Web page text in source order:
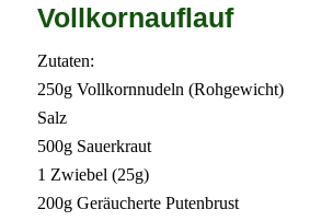
Vollkornauflauf
Zutaten:
250g Vollkornnudeln (Rohgewicht)
Salz
500g Sauerkraut
1 Zwiebel (25g)
200g Geräucherte Putenbrust